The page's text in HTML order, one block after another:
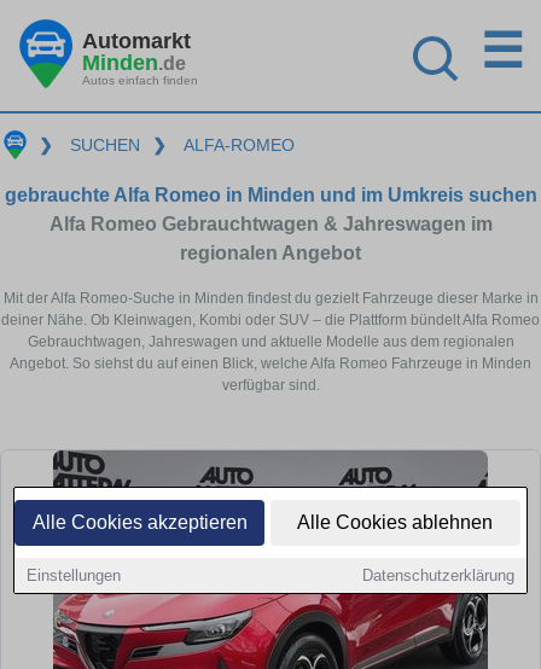
Alle Cookies akzeptieren Alle Cookies ablehnen
Einstellungen Datenschutzerklärung
Automarkt
Minden.de
Autos einfach finden
☰
❯ SUCHEN ❯ ALFA-ROMEO
gebrauchte Alfa Romeo in Minden und im Umkreis suchen
Alfa Romeo Gebrauchtwagen & Jahreswagen im
regionalen Angebot
Mit der Alfa Romeo-Suche in Minden findest du gezielt Fahrzeuge dieser Marke in
deiner Nähe. Ob Kleinwagen, Kombi oder SUV – die Plattform bündelt Alfa Romeo
Gebrauchtwagen, Jahreswagen und aktuelle Modelle aus dem regionalen
Angebot. So siehst du auf einen Blick, welche Alfa Romeo Fahrzeuge in Minden
verfügbar sind.